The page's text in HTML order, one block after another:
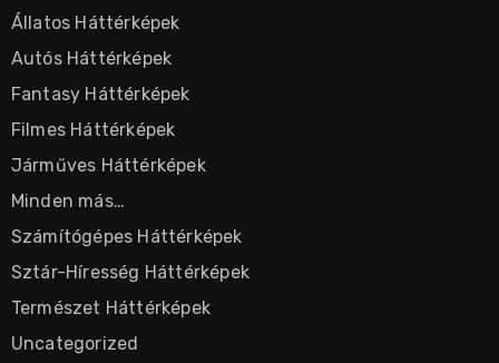
Állatos Háttérképek
Autós Háttérképek
Fantasy Háttérképek
Filmes Háttérképek
Járműves Háttérképek
Minden más…
Számítógépes Háttérképek
Sztár-Híresség Háttérképek
Természet Háttérképek
Uncategorized